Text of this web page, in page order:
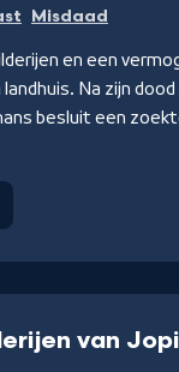
Misdaad
en een
landhuis. Na zijn
besluit een
van